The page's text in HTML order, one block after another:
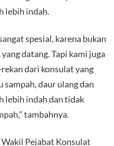
lebih indah.
spesial, karena bukan
datang. Tapi kami juga
dari konsulat yang
sampah, daur ulang dan
lebih indah dan tidak
tambahnya.
Pejabat Konsulat